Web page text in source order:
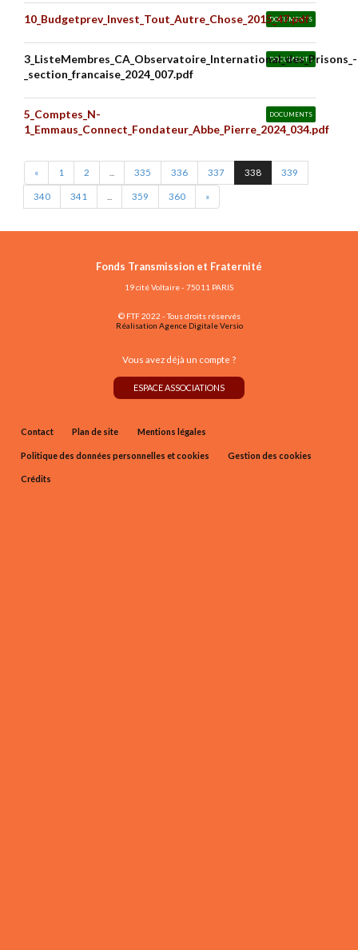
DOCUMENTS
10_Budgetprev_Invest_Tout_Autre_Chose_2015_47.pdf
DOCUMENTS
3_ListeMembres_CA_Observatoire_International_des_Prisons_-
_section_francaise_2024_007.pdf
DOCUMENTS
5_Comptes_N-
1_Emmaus_Connect_Fondateur_Abbe_Pierre_2024_034.pdf
« 1 2 335 336 337 338 339
340 341 359 360 »
Fonds Transmission et Fraternité
19 cité Voltaire - 75011 PARIS
© FTF 2022 - Tous droits réservés
Réalisation Agence Digitale Versio
Vous avez déjà un compte ?
ESPACE ASSOCIATIONS
Contact Plan de site Mentions légales
Politique des données personnelles et cookies Gestion des cookies
Crédits